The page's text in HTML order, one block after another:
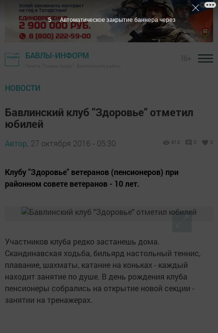
БАВЛЫ-ИНФОРМ
НОВОСТИ
Бавлинский клуб "Здоровье" отметил
юбилей
Автор, 27 октября 2016 - 05:30 913 0 0
Клубу "Здоровье" ветеранов (пенсионеров) при
районном cовете ветеранов - 10 лет.
Участников клуба редко застанешь дома.
Скандинавская ходьба, бильярд настольный теннис,
плавание, шахматы, катание на коньках - каждый
находит занятие по душе. В день рождения клуба
пенсионеры собрались на открытие новой секции -
занятии на тренажерах.
4 Автоматическое закрытие баннера через